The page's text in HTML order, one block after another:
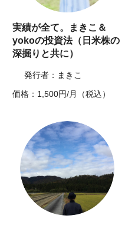
実績が全て。まきこ＆
yokoの投資法（日米株の
深掘りと共に）
発行者：まきこ
価格：1,500円/月（税込）